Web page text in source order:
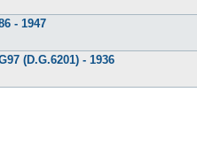
- 1947
(D.G.6201) - 1936